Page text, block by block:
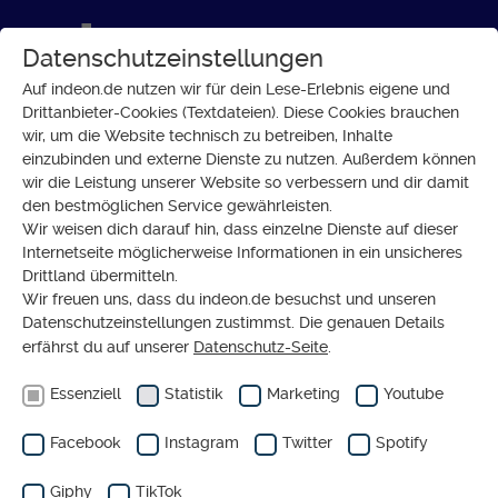
20 JAHRE BIBELHAUS ERLEBNISMUSEUM
Entdecke neue Seiten der
Bibel!
ADVERTORIAL
Datenschutzeinstellungen
Auf indeon.de nutzen wir für dein Lese-Erlebnis eigene und
Drittanbieter-Cookies (Textdateien). Diese Cookies brauchen
wir, um die Website technisch zu betreiben, Inhalte
einzubinden und externe Dienste zu nutzen. Außerdem können
wir die Leistung unserer Website so verbessern und dir damit
den bestmöglichen Service gewährleisten.
Wir weisen dich darauf hin, dass einzelne Dienste auf dieser
Internetseite möglicherweise Informationen in ein unsicheres
Drittland übermitteln.
Wir freuen uns, dass du indeon.de besuchst und unseren
Datenschutzeinstellungen zustimmst. Die genauen Details
erfährst du auf unserer Datenschutz-Seite
Essenziell Statistik Marketing Youtube
Facebook Instagram Twitter Spotify
Giphy TikTok